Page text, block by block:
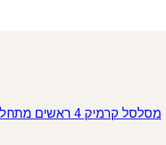
מסלסל קרמיק 4 ראשים מתחלפים CORTEX